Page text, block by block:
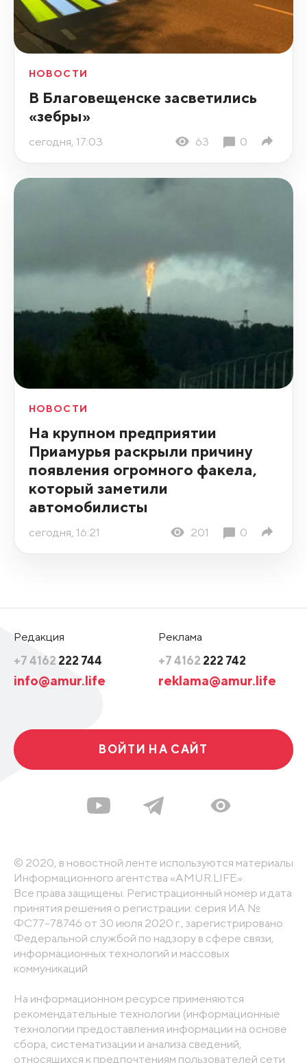
НОВОСТИ
В Благовещенске засветились
«зебры»
сегодня, 17:03 63 0
НОВОСТИ
На крупном предприятии
Приамурья раскрыли причину
появления огромного факела,
который заметили
автомобилисты
сегодня, 16:21 201 0
Редакция
+7 4162 222 744
info@amur.life
Реклама
+7 4162 222 742
reklama@amur.life
ВОЙТИ НА САЙТ
© 2020, в новостной ленте используются материалы
Информационного агентства «AMUR.LIFE».
Все права защищены. Регистрационный номер и дата
принятия решения о регистрации: серия ИА №
ФС77-78746 от 30 июля 2020 г., зарегистрировано
Федеральной службой по надзору в сфере связи,
информационных технологий и массовых
коммуникаций
На информационном ресурсе применяются
рекомендательные технологии (информационные
технологии предоставления информации на основе
сбора, систематизации и анализа сведений,
относящихся к предпочтениям пользователей сети